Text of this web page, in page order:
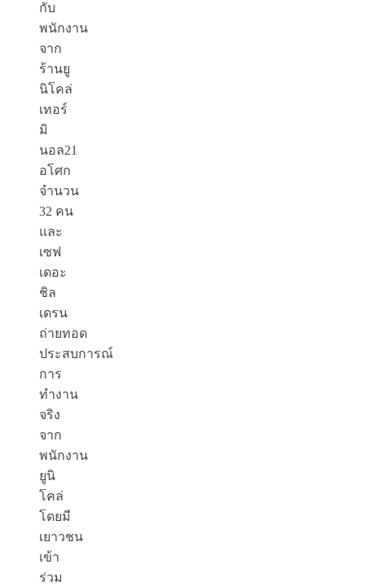
กับ
พนักงาน
จาก
ร้านยู
นิโคล่
เทอร์
มิ
นอล21
อโศก
จำนวน
32 คน
และ
เซฟ
เดอะ
ชิล
เดรน
ถ่ายทอด
ประสบการณ์
การ
ทำงาน
จริง
จาก
พนักงาน
ยูนิ
โคล่
โดยมี
เยาวชน
เข้า
ร่วม